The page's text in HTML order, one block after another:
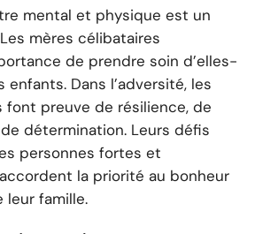
mental et physique est un
mères célibataires
de prendre soin d’elles-
Dans l’adversité, les
font preuve de résilience, de
détermination. Leurs défis
personnes fortes et
la priorité au bonheur
famille.